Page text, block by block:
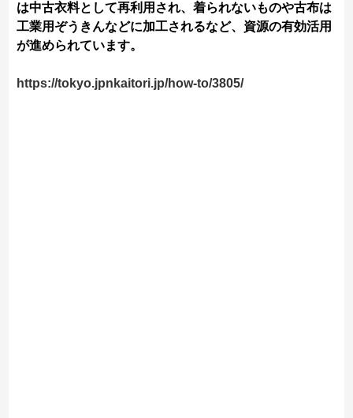
は中古衣料として再利用され、着られないものや古布は
工業用ぞうきんなどに加工されるなど、資源の有効活用
が進められています。
https://tokyo.jpnkaitori.jp/how-to/3805/